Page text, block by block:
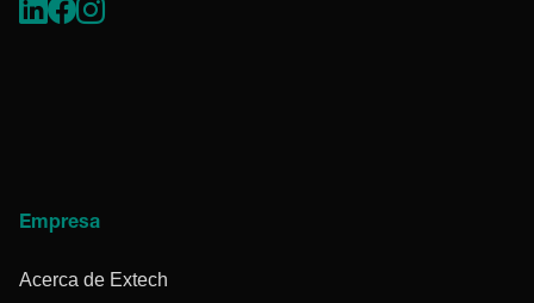
Empresa
Acerca de Extech